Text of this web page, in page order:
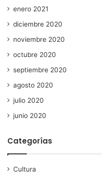
enero 2021
diciembre 2020
noviembre 2020
octubre 2020
septiembre 2020
agosto 2020
julio 2020
junio 2020
Categorías
Cultura